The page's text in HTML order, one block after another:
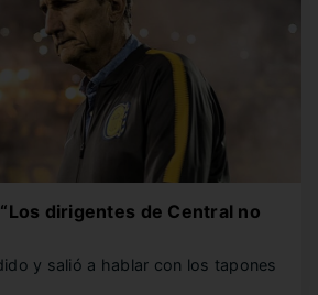
dirigentes de Central no
y salió a hablar con los tapones